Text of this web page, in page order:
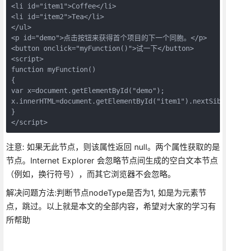
<li id="item1">Coffee</li>
<li id="item2">Tea</li>
</ul>
<p id="demo">点击按钮来获得首个项目的下一个同胞。</p>
<button onclick="myFunction()">试一下</button>
<script>
function myFunction()
{
var x=document.getElementById("demo");
}
</script>
注意: 如果无此节点，则该属性返回 null。两个属性获取的是
节点。Internet Explorer 会忽略节点间生成的空白文本节点
（例如，换行符号），而其它浏览器不会忽略。
解决问题方法:判断节点nodeType是否为1, 如是为元素节
点，跳过。以上就是本文的全部内容，希望对大家的学习有
所帮助